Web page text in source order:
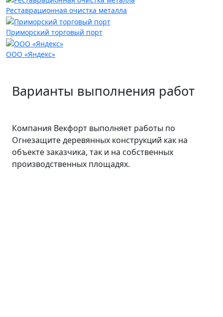
Реставрационная очистка металла
Приморский торговый порт
ООО «Яндекс»
Варианты выполнения работ
Компания Векфорт выполняет работы по
Огнезащите деревянных конструкций как на
объекте заказчика, так и на собственных
производственных площадях.